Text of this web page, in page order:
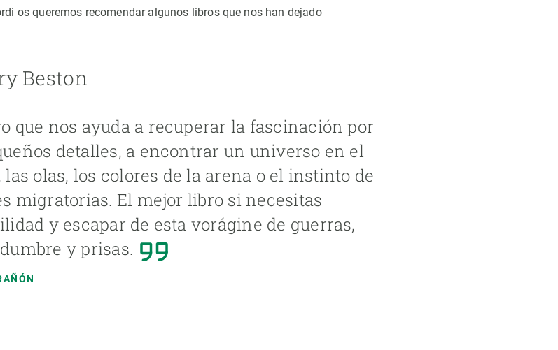
os queremos recomendar algunos libros que nos han dejado
Beston
que nos ayuda a recuperar la fascinación por
detalles, a encontrar un universo en el
olas, los colores de la arena o el instinto de
migratorias. El mejor libro si necesitas
y escapar de esta vorágine de guerras,
y prisas.